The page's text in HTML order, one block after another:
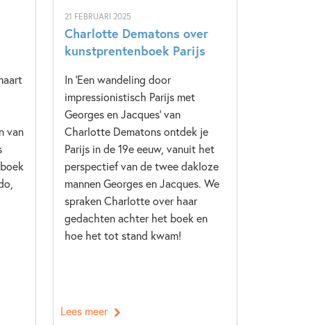
van
21 FEBRUARI 2025
Charlotte Dematons over
kunstprentenboek Parijs
In 'Een wandeling door
impressionistisch Parijs met
Georges en Jacques' van
Charlotte Dematons ontdek je
Parijs in de 19e eeuw, vanuit het
perspectief van de twee dakloze
mannen Georges en Jacques. We
spraken Charlotte over haar
gedachten achter het boek en
hoe het tot stand kwam!
Lees meer